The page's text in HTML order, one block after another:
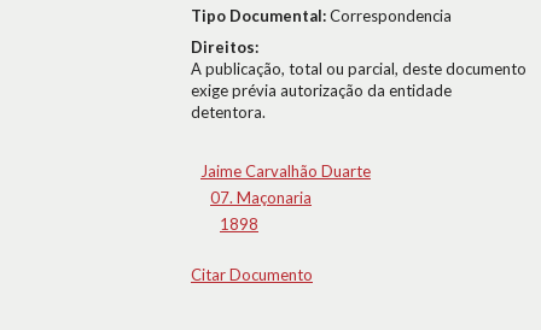
Tipo Documental:Correspondencia
Direitos:
A publicação, total ou parcial, deste documento
exige prévia autorização da entidade
detentora.
Jaime Carvalhão Duarte
07. Maçonaria
1898
Citar Documento